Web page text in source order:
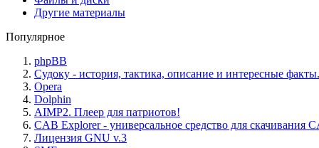
Другие материалы
Популярное
phpBB
Судоку - история, тактика, описание и интересные факты.
Opera
Dolphin
AIMP2. Плеер для патриотов!
CAB Explorer - универсальное средство для скачивания
Лицензия GNU v.3